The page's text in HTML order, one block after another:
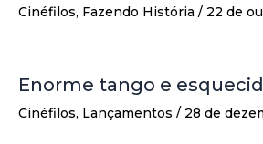
Cinéfilos, Fazendo História / 22 de
Enorme tango e
Cinéfilos, Lançamentos / 28 de